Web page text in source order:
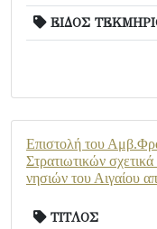
ΕΙΔΟΣ
Επιστολή του
Στρατιωτικών
νησιών του Αιγαίου
ΤΙΤΛΟΣ